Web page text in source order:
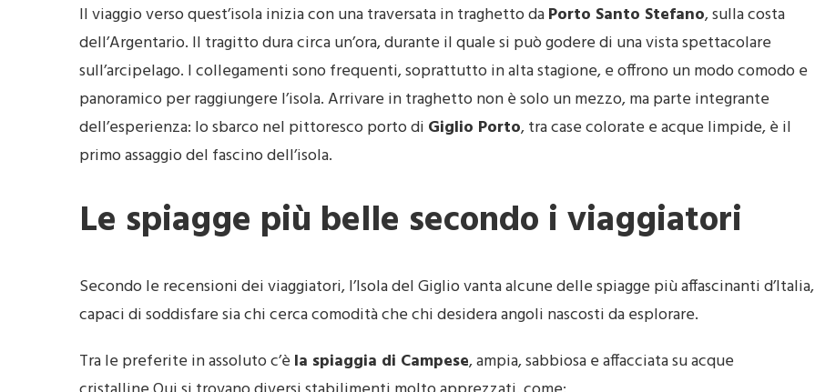
Il viaggio verso quest’isola inizia con una traversata in traghetto daPorto Santo Stefano, sulla costa
dell’Argentario. Il tragitto dura circa un’ora, durante il quale si può godere di una vista spettacolare
sull’arcipelago. I collegamenti sono frequenti, soprattutto in alta stagione, e offrono un modo comodo e
panoramico per raggiungere l’isola. Arrivare in traghetto non è solo un mezzo, ma parte integrante
dell’esperienza: lo sbarco nel pittoresco porto di Giglio Porto, tra case colorate e acque limpide, è il
primo assaggio del fascino dell’isola.
Le spiagge più belle secondo i viaggiatori
Secondo le recensioni dei viaggiatori, l’Isola del Giglio vanta alcune delle spiagge più affascinanti d’Italia,
capaci di soddisfare sia chi cerca comodità che chi desidera angoli nascosti da esplorare.
Tra le preferite in assoluto c’è la spiaggia di Campese, ampia, sabbiosa e affacciata su acque